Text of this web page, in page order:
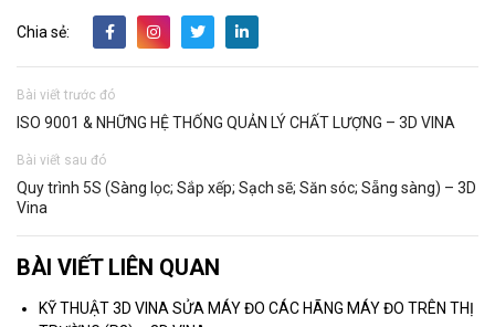
Chia sẻ:
Bài viết trước đó
ISO 9001 & NHỮNG HỆ THỐNG QUẢN LÝ CHẤT LƯỢNG – 3D VINA
Bài viết sau đó
Quy trình 5S (Sàng lọc; Sắp xếp; Sạch sẽ; Săn sóc; Sẵng sàng) – 3D
Vina
BÀI VIẾT LIÊN QUAN
KỸ THUẬT 3D VINA SỬA MÁY ĐO CÁC HÃNG MÁY ĐO TRÊN THỊ